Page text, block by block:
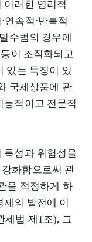
이러한 영리적
속적⋅반복적
수범의 경우에
이 조직화되고
있는 특징이 있
국제상품에 관
적이고 전문적
특성과 위험성을
화함으로써 관
을 적정하게 하
의 발전에 이
세법 제1조), 그